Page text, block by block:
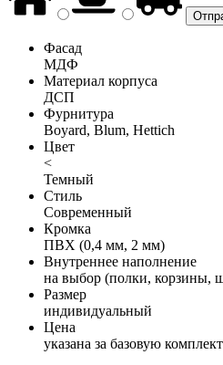
Фасад
МДФ
Материал корпуса
ДСП
Фурнитура
Boyard, Blum, Hettich
Цвет
<
Темный
Стиль
Современный
Кромка
ПВХ (0,4 мм, 2 мм)
Внутреннее наполнение
на выбор (полки, корзины,
Размер
индивидуальный
Цена
указана за базовую